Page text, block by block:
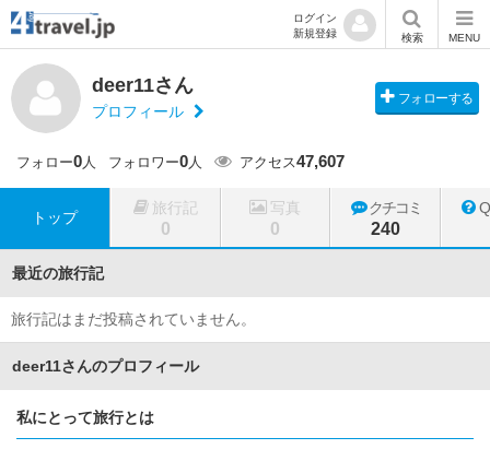
ログイン
新規登録
検索 MENU
deer11さん
プロフィール
フォローする
フォロー0人 フォロワー0人 アクセス47,607
トップ
旅行記
0
写真
0
クチコミ
240
最近の旅行記
旅行記はまだ投稿されていません。
deer11さんのプロフィール
私にとって旅行とは